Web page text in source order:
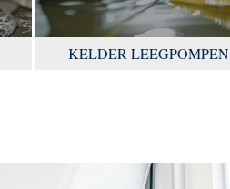
KELDER LEEGPOMPEN